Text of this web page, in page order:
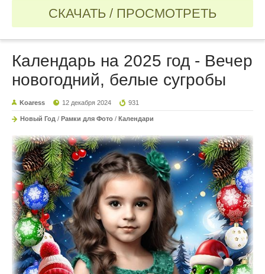
СКАЧАТЬ / ПРОСМОТРЕТЬ
Календарь на 2025 год - Вечер
новогодний, белые сугробы
Koaress 12 декабря 2024 931
Новый Год / Рамки для Фото / Календари